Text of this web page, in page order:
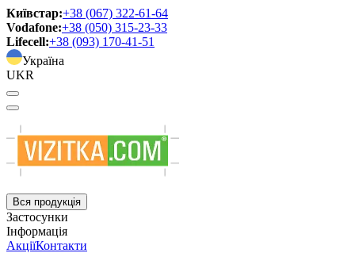
Київстар:+38 (067) 322-61-64
Vodafone:+38 (050) 315-23-33
Lifecell:+38 (093) 170-41-51
Україна
UKR
Вся продукція
Застосунки
Інформація
АкціїКонтакти